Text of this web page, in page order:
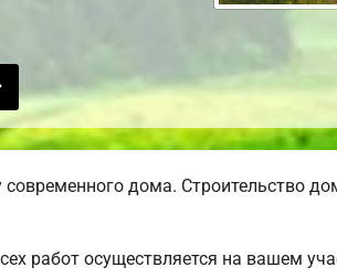
дома. Строительство
работ осуществляется на вашем